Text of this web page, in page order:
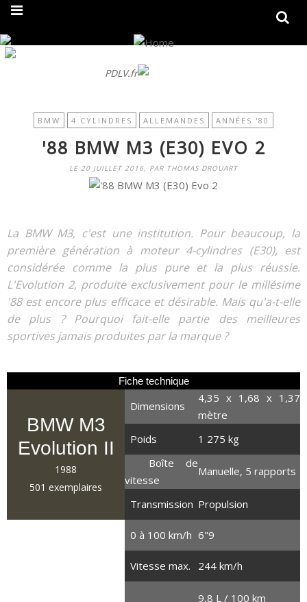
PDLV.fr
BMW 4 CYLINDRES ALLEMANDES ANNÉES '80
'88 BMW M3 (E30) EVO 2
LE 20 JUILLET 2016, PAR THOMAS DROUART
La BMW M3, c'est une institution. Pour beaucoup, la
première génération à moteur 4-cylindres (E30), est
considérée comme la plus pure et la plus réussie.
L'Evolution 2, produite exclusivement pour le millésime
'88 est encore plus efficace et désirable. Mais qu'a-t-elle
de plus ? Pourquoi fait-elle partie des meilleures
sportives jamais produites par la marque ?
Fiche technique
BMW M3
Evolution II
1988
501 exemplaires
Dimensions
4,35 x 1,68 x 1,37
mètre
Poids
1 275 kg
Boîte de
vitesse
Manuelle, 5 rapports
Transmission Propulsion
0 à 100 km/h 6"9
Vitesse max. 244 km/h
9,8 L / 100 km